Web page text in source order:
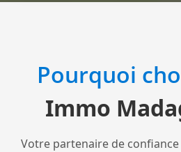
Pourquoi
Immo
Votre partenaire de